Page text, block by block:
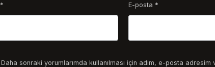
* E-posta *
Daha sonraki yorumlarımda kullanılması için adım, e-posta